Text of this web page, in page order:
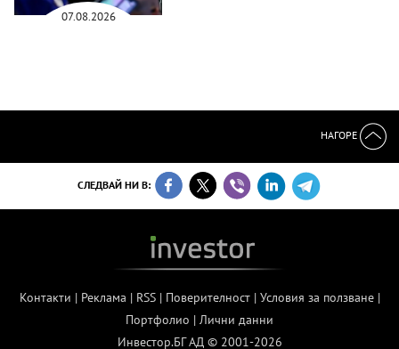
07.08.2026
НАГОРЕ
СЛЕДВАЙ НИ В:
Контакти | Реклама | RSS| Поверителност| Условия за ползване|
Портфолио | Лични данни
Инвестор.БГ АД © 2001-2026